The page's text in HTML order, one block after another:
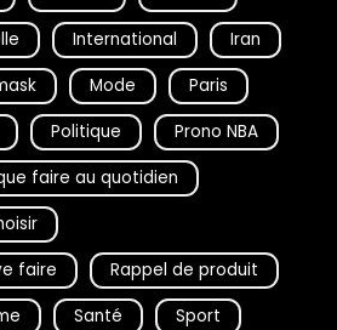
International
Iran
Mode
Paris
Politique
Prono NBA
faire au quotidien
faire
Rappel de produit
Santé Sport